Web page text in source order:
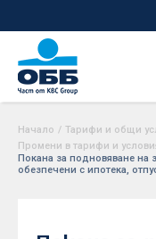
Начало / Тарифи и общи
Промени в тарифи и
Покана за подновяване на
обезпечени с ипотека,